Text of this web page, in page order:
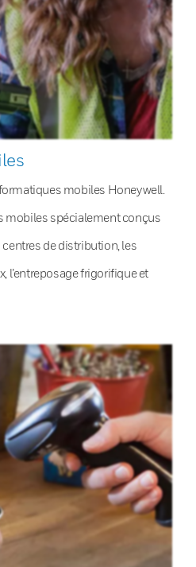
mobiles Honeywell.
mobiles spécialement conçus
de distribution, les
l’entreposage frigorifique et